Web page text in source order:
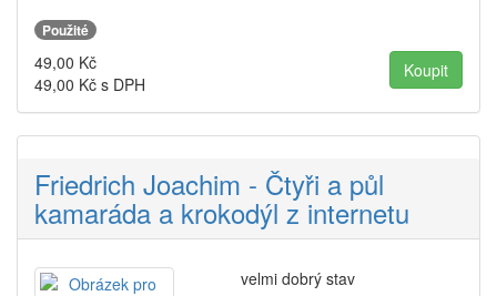
Použité
49,00 Kč
49,00 Kč s DPH
Friedrich Joachim - Čtyři a půl
kamaráda a krokodýl z internetu
velmi dobrý stav